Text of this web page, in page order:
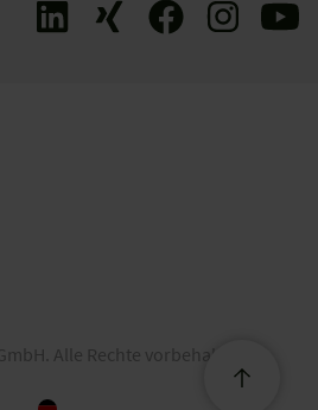
Alle Rechte vorbehalten.